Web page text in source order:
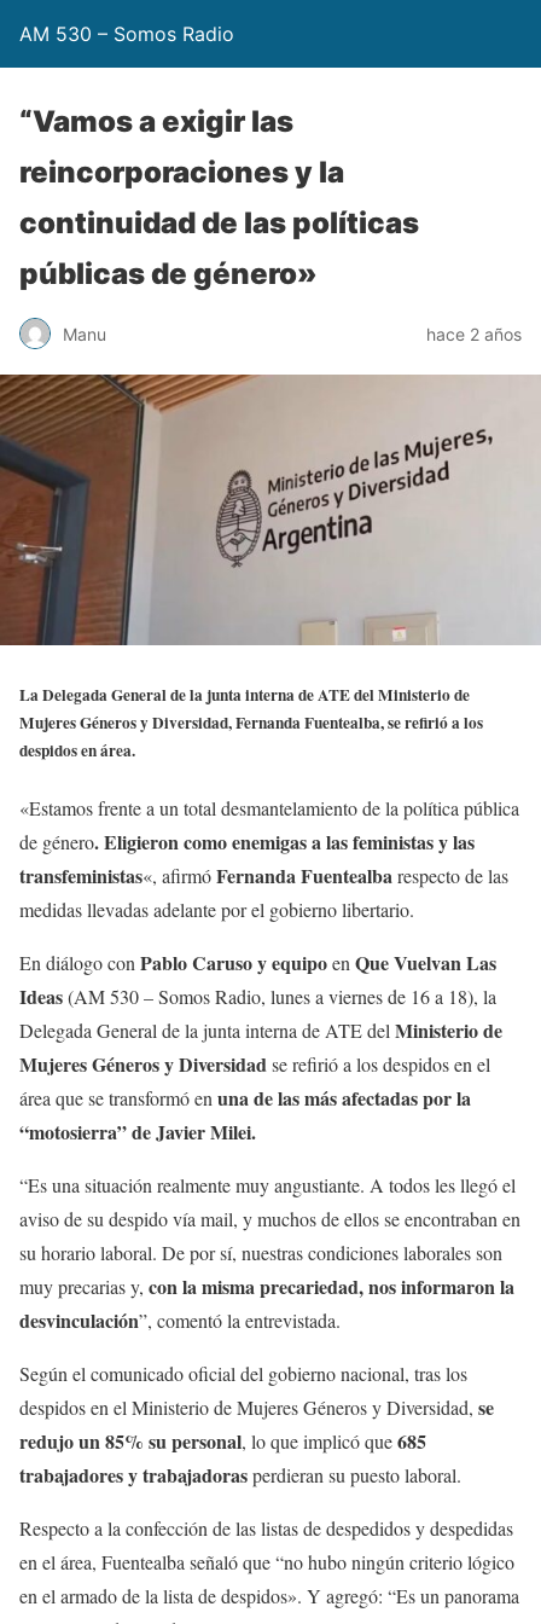
AM 530 – Somos Radio
“Vamos a exigir las
reincorporaciones y la
continuidad de las políticas
públicas de género»
Manu hace 2 años
La Delegada General de la junta interna de ATE del Ministerio de
Mujeres Géneros y Diversidad, Fernanda Fuentealba, se refirió a los
despidos en área.
«Estamos frente a un total desmantelamiento de la política pública
de género. Eligieron como enemigas a las feministas y las
transfeministas«, afirmóFernanda Fuentealbarespecto de las
medidas llevadas adelante por el gobierno libertario.
En diálogo conPablo Caruso y equipoenQue Vuelvan Las
Ideas(AM 530 – Somos Radio, lunes a viernes de 16 a 18), la
Delegada General de la junta interna de ATE delMinisterio de
Mujeres Géneros y Diversidadse refirió a los despidos en el
área que se transformó enuna de las más afectadas por la
“motosierra” de Javier Milei.
“Es una situación realmente muy angustiante. A todos les llegó el
aviso de su despido vía mail, y muchos de ellos se encontraban en
su horario laboral. De por sí, nuestras condiciones laborales son
muy precarias y, con la misma precariedad, nos informaron la
desvinculación”, comentó la entrevistada.
Según el comunicado oficial del gobierno nacional, tras los
despidos en el Ministerio de Mujeres Géneros y Diversidad, se
redujo un 85% su personal, lo que implicó que685
trabajadores y trabajadorasperdieran su puesto laboral.
Respecto a la confección de las listas de despedidos y despedidas
en el área, Fuentealba señaló que “no hubo ningún criterio lógico
en el armado de la lista de despidos». Y agregó: “Es un panorama